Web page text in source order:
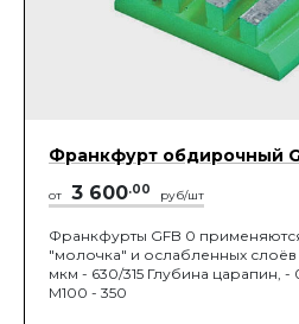
Франкфурт обдирочный
от 3 600.00 руб/шт
Франкфурты GFB 0
"молочка" и ослабленных слоёв
мкм - 630/315 Глубина царапин,
М100 - 350